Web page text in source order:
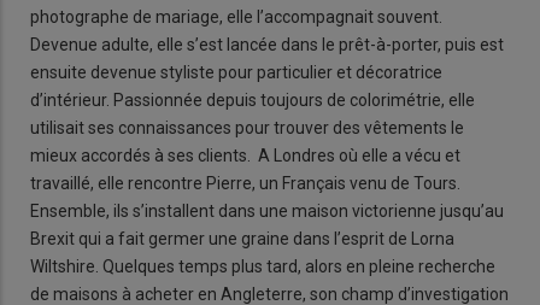
photographe de mariage, elle l’accompagnait souvent.
Devenue adulte, elle s’est lancée dans le prêt-à-porter, puis est
ensuite devenue styliste pour particulier et décoratrice
d’intérieur. Passionnée depuis toujours de colorimétrie, elle
utilisait ses connaissances pour trouver des vêtements le
mieux accordés à ses clients. A Londres où elle a vécu et
travaillé, elle rencontre Pierre, un Français venu de Tours.
Ensemble, ils s’installent dans une maison victorienne jusqu’au
Brexit qui a fait germer une graine dans l’esprit de Lorna
Wiltshire. Quelques temps plus tard, alors en pleine recherche
de maisons à acheter en Angleterre, son champ d’investigation